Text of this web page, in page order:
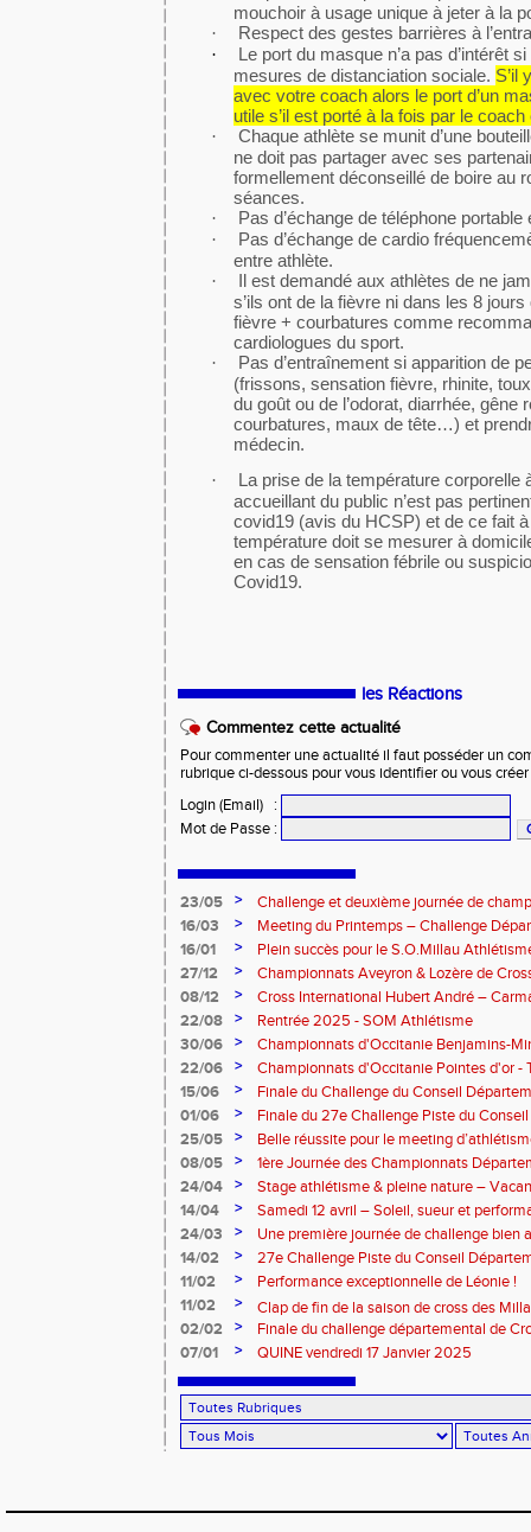
mouchoir à usage unique à jeter à la
· Respect des gestes barrières à
·
Le port du masque n’a pas d’intérêt
mesures de distanciation sociale. S’il
avec votre coach alors le port d’un
utile s’il est porté à la fois par le coach
·
Chaque athlète se munit d’une
ne doit pas partager avec ses
formellement déconseillé de boire au
séances.
· Pas d’échange de téléphone portable
·
Pas d’échange de cardio
entre athlète.
·
Il est demandé aux athlètes de ne
s’ils ont de la fièvre ni dans les 8
fièvre + courbatures comme
cardiologues du sport.
·
Pas d’entraînement si apparition de
(frissons, sensation fièvre, rhinite,
du goût ou de l’odorat, diarrhée, gêne
courbatures, maux de tête…) et
médecin.
·
La prise de la température corporelle
accueillant du public n’est pas
covid19 (avis du HCSP) et de ce fait
température doit se mesurer à
en cas de sensation fébrile ou
Covid19.
les Réactions
Commentez cette actualité
Pour commenter une actualité il faut posséder un
rubrique ci-dessous pour vous identifier ou vous
Login (Email)
:
Mot de Passe :
23/05 >
Challenge et deuxième journée de
l’Aveyron
16/03 >
Meeting du Printemps – Challenge
Samedi 28 mars 2026
16/01 >
Plein succès pour le S.O.Millau
départementaux de cross-country
27/12 >
Championnats Aveyron & Lozère de
08/12
>
Cross International Hubert André –
22/08
>
Rentrée 2025 - SOM Athlétisme
30/06
>
Championnats d'Occitanie Benjamins-
2025 – Albi
22/06 >
Championnats d'Occitanie Pointes d'or -
juin 2025
15/06 >
Finale du Challenge du Conseil
01/06
>
Finale du 27e Challenge Piste du
l'Aveyron
25/05 >
Belle réussite pour le meeting
08/05
>
1ère Journée des Championnats
24/04
>
Stage athlétisme & pleine nature –
14/04
>
Samedi 12 avril – Soleil, sueur et
Rouergue pour la 2eme journée du
24/03 >
Une première journée de challenge bien
14/02
>
27e Challenge Piste du Conseil
11/02
>
Performance exceptionnelle de Léonie !
11/02
>
Clap de fin de la saison de cross des
02/02
>
Finale du challenge départemental de
07/01
> QUINE vendredi 17 Janvier 2025